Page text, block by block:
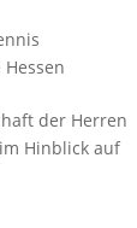
der Herren
Hinblick auf